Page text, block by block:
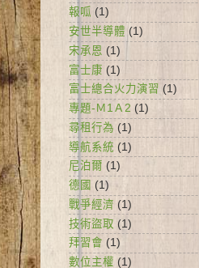
報呱 (1)
安世半導體 (1)
宋承恩 (1)
富士康 (1)
富士總合火力演習 (1)
專題-Ｍ1Ａ2 (1)
尋租行為 (1)
導航系統 (1)
尼泊爾 (1)
德國 (1)
戰爭經濟 (1)
技術盜取 (1)
拜習會 (1)
數位主權 (1)